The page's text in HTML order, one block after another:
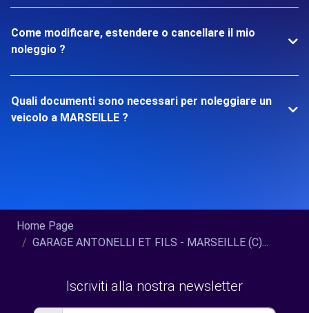
Come modificare, estendere o cancellare il mio
noleggio ?
Quali documenti sono necessari per noleggiare un
veicolo a MARSEILLE ?
Home Page
GARAGE ANTONELLI ET FILS - MARSEILLE (C)...
Iscriviti alla nostra newsletter